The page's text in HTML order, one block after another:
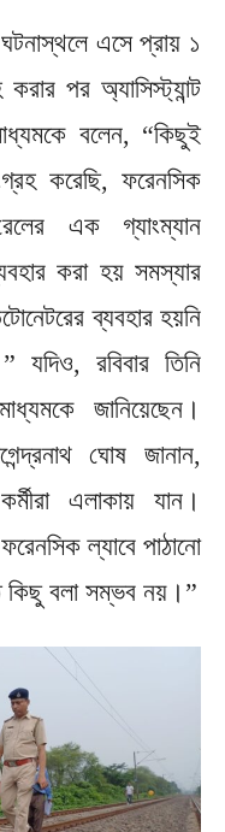
এসে প্রায় ১
পর অ্যাসিস্ট্যান্ট
বলেন, “কিছুই
করেছি, ফরেনসিক
এক গ্যাংম্যান
করা হয় সমস্যার
ব্যবহার হয়নি
যদিও, রবিবার তিনি
জানিয়েছেন।
ঘোষ জানান,
এলাকায় যান।
ল্যাবে পাঠানো
কিছু বলা সম্ভব নয়।”